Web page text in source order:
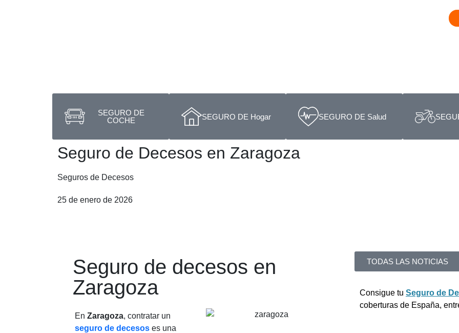
SEGURO DE
COCHE
SEGURO DE Hogar SEGURO DE Salud
Seguro de Decesos en Zaragoza
Seguros de Decesos
25 de enero de 2026
Seguro de decesos en
Zaragoza
En Zaragoza, contratar un
seguro de decesos es una
TODAS LAS NOTICIAS
Consigue tu Seguro de
coberturas de España,